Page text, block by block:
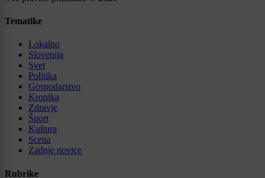
Tematike
Lokalno
Slovenija
Svet
Politika
Gospodarstvo
Kronika
Zdravje
Šport
Kultura
Scena
Zadnje novice
Rubrike